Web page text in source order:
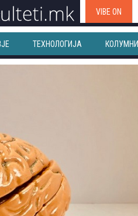
VIBE ON
ТЕХНОЛОГИЈА КОЛУМНИ